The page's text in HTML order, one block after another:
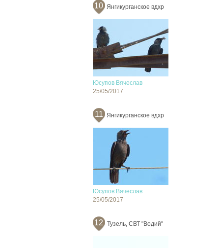
10 Янгикурганское вдхр
Юсупов Вячеслав
25/05/2017
11 Янгикурганское вдхр
Юсупов Вячеслав
25/05/2017
12 Тузель, СВТ "Водий"